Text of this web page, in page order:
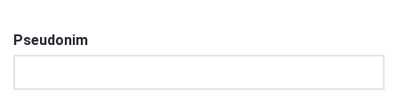
Pseudonim